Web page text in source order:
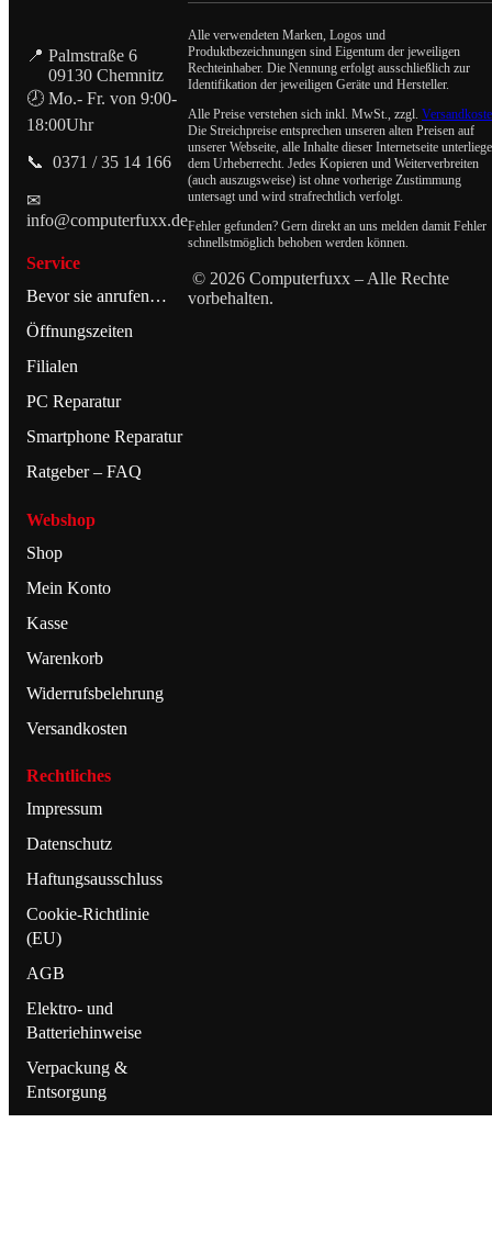
📍 Palmstraße 6
09130 Chemnitz
🕗 Mo.- Fr. von 9:00-
18:00Uhr
📞 0371 / 35 14 166
✉
info@computerfuxx.de
Service
Bevor sie anrufen…
Öffnungszeiten
Filialen
PC Reparatur
Smartphone Reparatur
Ratgeber – FAQ
Webshop
Shop
Mein Konto
Kasse
Warenkorb
Widerrufsbelehrung
Versandkosten
Rechtliches
Impressum
Datenschutz
Haftungsausschluss
Cookie-Richtlinie
(EU)
AGB
Elektro- und
Batteriehinweise
Verpackung &
Entsorgung
Alle verwendeten Marken, Logos und
Produktbezeichnungen sind Eigentum der jeweiligen
Rechteinhaber. Die Nennung erfolgt ausschließlich zur
Identifikation der jeweiligen Geräte und Hersteller.
Alle Preise verstehen sich inkl. MwSt., zzgl.
Die Streichpreise entsprechen unseren alten Preisen auf
unserer Webseite, alle Inhalte dieser Internetseite
dem Urheberrecht. Jedes Kopieren und Weiterverbreiten
(auch auszugsweise) ist ohne vorherige Zustimmung
untersagt und wird strafrechtlich verfolgt.
Fehler gefunden? Gern direkt an uns melden damit Fehler
schnellstmöglich behoben werden können.
© 2026 Computerfuxx – Alle Rechte
vorbehalten.